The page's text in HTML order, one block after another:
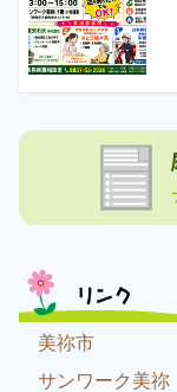
リンク
美祢市
サンワーク美祢